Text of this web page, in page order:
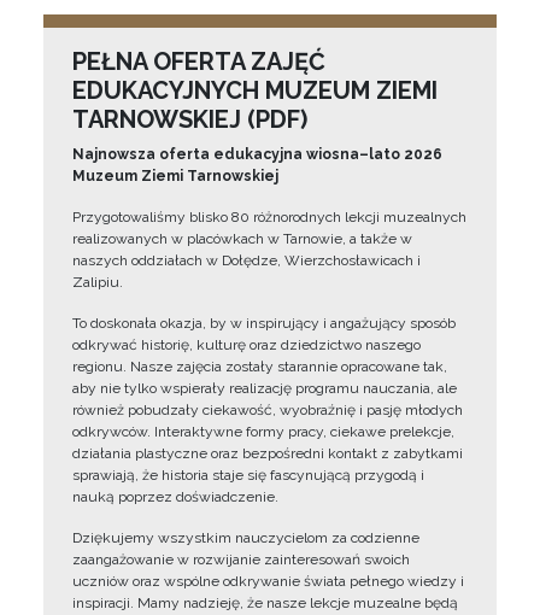
PEŁNA OFERTA ZAJĘĆ
EDUKACYJNYCH MUZEUM ZIEMI
TARNOWSKIEJ (PDF)
Najnowsza oferta edukacyjna wiosna–lato 2026
Muzeum Ziemi Tarnowskiej
Przygotowaliśmy blisko 80 różnorodnych lekcji muzealnych
realizowanych w placówkach w Tarnowie, a także w
naszych oddziałach w Dołędze, Wierzchosławicach i
Zalipiu.
To doskonała okazja, by w inspirujący i angażujący sposób
odkrywać historię, kulturę oraz dziedzictwo naszego
regionu. Nasze zajęcia zostały starannie opracowane tak,
aby nie tylko wspierały realizację programu nauczania, ale
również pobudzały ciekawość, wyobraźnię i pasję młodych
odkrywców. Interaktywne formy pracy, ciekawe prelekcje,
działania plastyczne oraz bezpośredni kontakt z zabytkami
sprawiają, że historia staje się fascynującą przygodą i
nauką poprzez doświadczenie.
Dziękujemy wszystkim nauczycielom za codzienne
zaangażowanie w rozwijanie zainteresowań swoich
uczniów oraz wspólne odkrywanie świata pełnego wiedzy i
inspiracji. Mamy nadzieję, że nasze lekcje muzealne będą